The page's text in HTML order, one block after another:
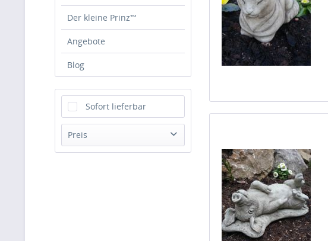
Der kleine Prinz™
Angebote
Blog
Sofort lieferbar
Preis